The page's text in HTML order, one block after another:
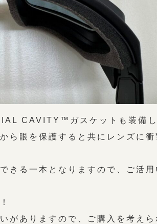
CAVITY™ガスケットも装備
ら眼を保護すると共にレンズに衝
きる一本となりますので、ご活用
がありますので、ご購入を考えら